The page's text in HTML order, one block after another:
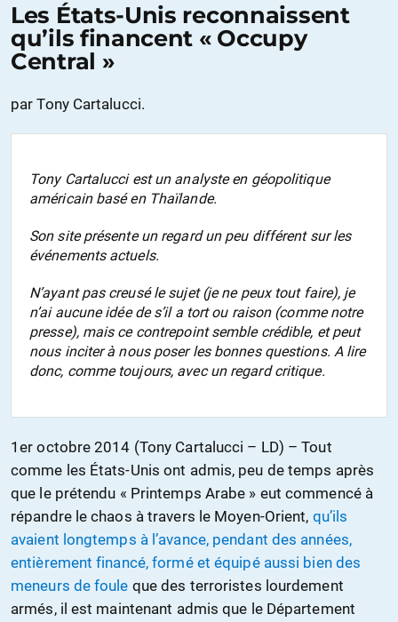
Les États-Unis reconnaissent
qu’ils financent « Occupy
Central »
par Tony Cartalucci.
Tony Cartalucci est un analyste en géopolitique
américain basé en Thaïlande.
Son site présente un regard un peu différent sur les
événements actuels.
N’ayant pas creusé le sujet (je ne peux tout faire), je
n’ai aucune idée de s’il a tort ou raison (comme notre
presse), mais ce contrepoint semble crédible, et peut
nous inciter à nous poser les bonnes questions. A lire
donc, comme toujours, avec un regard critique.
1er octobre 2014 (Tony Cartalucci – LD) – Tout
comme les États-Unis ont admis, peu de temps après
que le prétendu « Printemps Arabe » eut commencé à
répandre le chaos à travers le Moyen-Orient, qu’ils
avaient longtemps à l’avance, pendant des années,
entièrement financé, formé et équipé aussi bien des
meneurs de foule que des terroristes lourdement
armés, il est maintenant admis que le Département